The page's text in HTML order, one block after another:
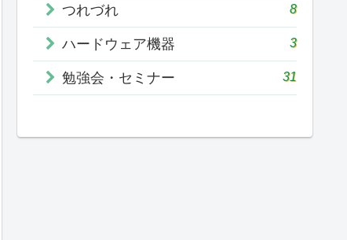
つれづれ 8
ハードウェア機器 3
勉強会・セミナー 31